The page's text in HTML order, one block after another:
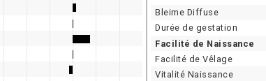
Bleime Diffuse
Durée de gestation
Facilité de Naissance
Facilité de Vêlage
Vitalité Naissance